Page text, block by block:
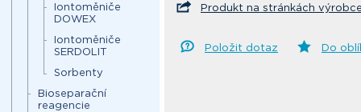
Iontoměniče
DOWEX
Iontoměniče
SERDOLIT
Sorbenty
Bioseparační
reagencie
Produkt na stránkách
Položit dotaz Do